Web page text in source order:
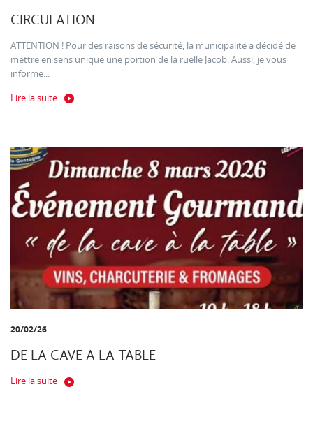
CIRCULATION
ATTENTION ! Pour des raisons de sécurité, la municipalité a décidé de
mettre en sens unique une portion de la ruelle Jacob. Aussi, je vous
informe...
Lire la suite
20/02/26
DE LA CAVE A LA TABLE
Lire la suite